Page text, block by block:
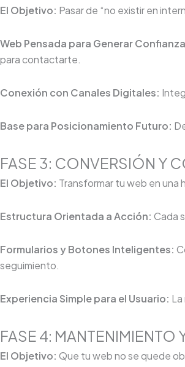
El Objetivo: Pasar de “no existir en
Web Pensada para Generar
para contactarte.
Conexión con Canales Digitales:
Base para Posicionamiento Futuro:
FASE 3: CONVERSIÓN Y
El Objetivo: Transformar tu web en una
Estructura Orientada a Acción: Cada
Formularios y Botones Inteligentes:
seguimiento.
Experiencia Simple para el Usuario:
FASE 4: MANTENIMIENTO
El Objetivo: Que tu web no se quede